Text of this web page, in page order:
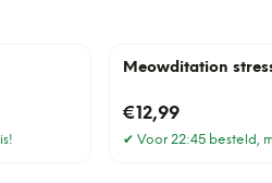
Meowditation
€12,99
✔ Voor 22:45 besteld,